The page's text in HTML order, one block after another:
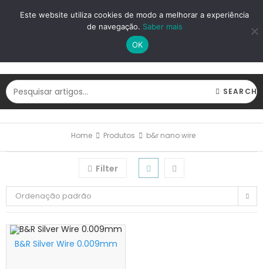
LOGIN REGISTAR
SEARCH
Home Produtos b&r nano wire
Filter
Ordenação padrão
B&R Silver Wire 0.009mm
Este website utiliza cookies de modo a melhorar a experiência
de navegação. Saber mais
OK